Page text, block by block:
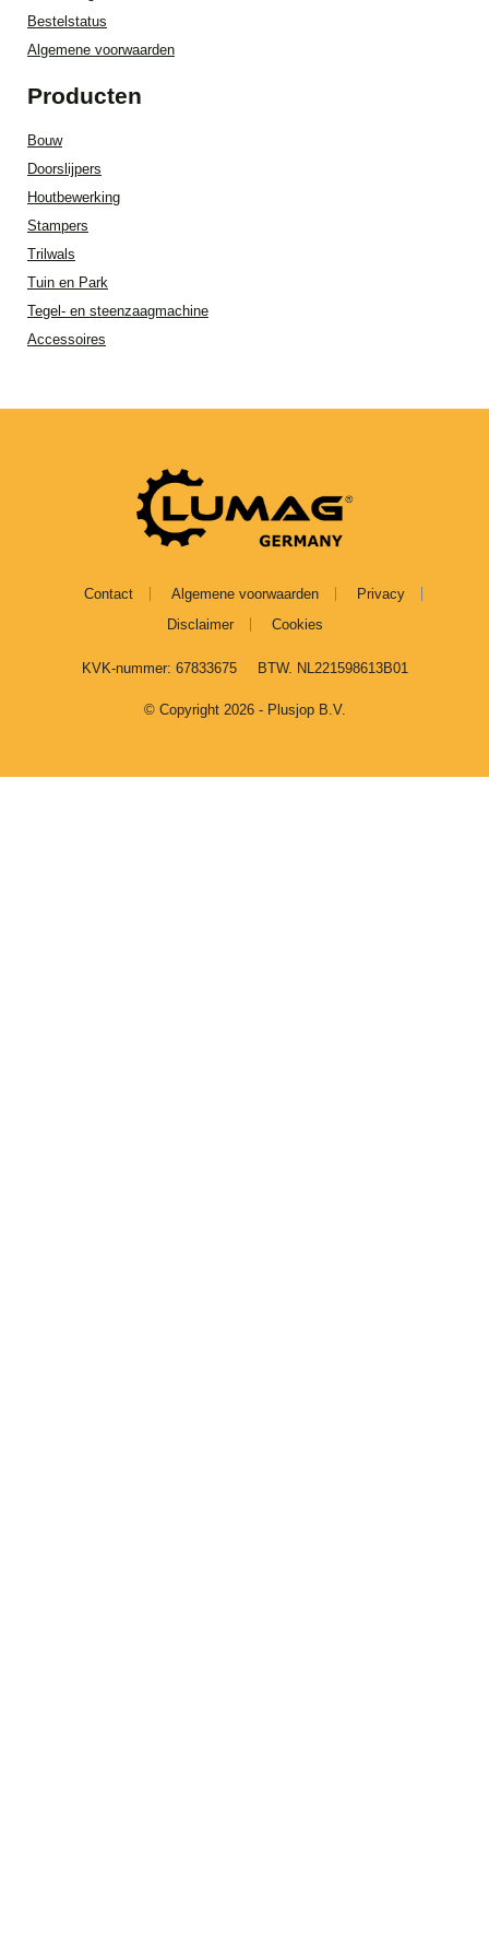
Bestelstatus
Algemene voorwaarden
Producten
Bouw
Doorslijpers
Houtbewerking
Stampers
Trilwals
Tuin en Park
Tegel- en steenzaagmachine
Accessoires
Contact Algemene voorwaarden
Privacy
Disclaimer
Cookies
KVK-nummer: 67833675 BTW. NL221598613B01
© Copyright 2026 - Plusjop B.V.